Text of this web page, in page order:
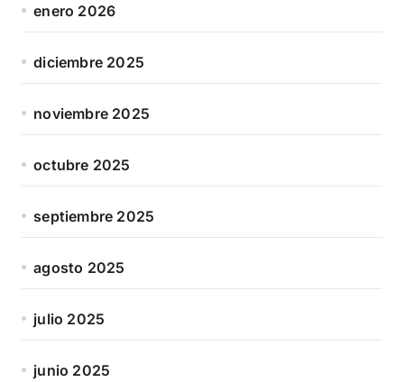
enero 2026
diciembre 2025
noviembre 2025
octubre 2025
septiembre 2025
agosto 2025
julio 2025
junio 2025